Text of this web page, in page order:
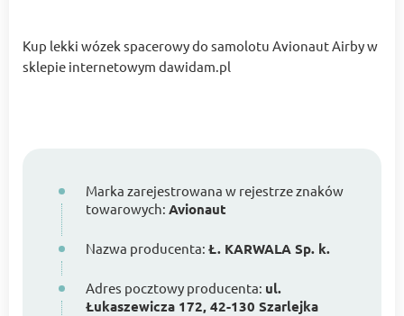
Kup lekki wózek spacerowy do samolotu Avionaut Airby w
sklepie internetowym dawidam.pl
Marka zarejestrowana w rejestrze znaków
towarowych: Avionaut
Nazwa producenta: Ł. KARWALA Sp. k.
Adres pocztowy producenta: ul.
Łukaszewicza 172, 42-130 Szarlejka